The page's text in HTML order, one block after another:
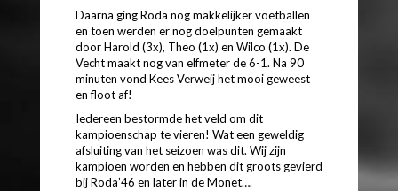
Daarna ging Roda nog makkelijker voetballen
en toen werden er nog doelpunten gemaakt
door Harold (3x), Theo (1x) en Wilco (1x). De
Vecht maakt nog van elfmeter de 6-1. Na 90
minuten vond Kees Verweij het mooi geweest
en floot af!
Iedereen bestormde het veld om dit
kampioenschap te vieren! Wat een geweldig
afsluiting van het seizoen was dit. Wij zijn
kampioen worden en hebben dit groots gevierd
bij Roda’46 en later in de Monet….